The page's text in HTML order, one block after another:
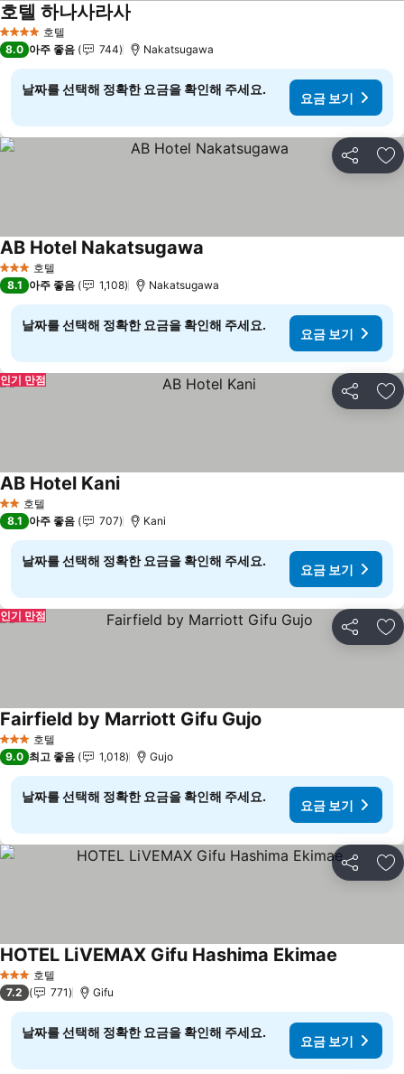
4 성급 호텔
호텔 하나사라사
8.0 아주 좋음 744 Nakatsugawa
날짜를 선택해 정확한 요금을 확인해 주세요.
요금 보기
공유 즐
3 성급 호텔
AB Hotel Nakatsugawa
8.1 아주 좋음 1,108 Nakatsugawa
날짜를 선택해 정확한 요금을 확인해 주세요.
요금 보기
공유 즐
인기 만점
2 성급호텔
AB Hotel Kani
8.1 아주 좋음 707 Kani
날짜를 선택해 정확한 요금을 확인해 주세요.
요금 보기
공유 즐
인기 만점
3 성급 호텔
Fairfield by Marriott Gifu Gujo
9.0 최고 좋음 1,018 Gujo
날짜를 선택해 정확한 요금을 확인해 주세요.
요금 보기
공유 즐
3 성급 호텔
HOTEL LiVEMAX Gifu Hashima Ekimae
7.2 771 Gifu
날짜를 선택해 정확한 요금을 확인해 주세요.
요금 보기